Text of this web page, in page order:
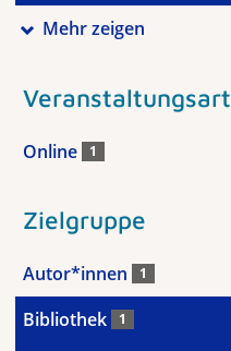
Mehr zeigen
Veranstaltungsart
Online 1
Zielgruppe
Autor*innen 1
Bibliothek 1